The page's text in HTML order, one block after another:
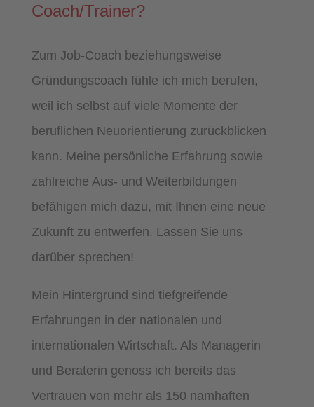
Coach/Trainer?
Zum Job-Coach beziehungsweise
Gründungscoach fühle ich mich berufen,
weil ich selbst auf viele Momente der
beruflichen Neuorientierung zurückblicken
kann. Meine persönliche Erfahrung sowie
zahlreiche Aus- und Weiterbildungen
befähigen mich dazu, mit Ihnen eine neue
Zukunft zu entwerfen. Lassen Sie uns
darüber sprechen!
Mein Hintergrund sind tiefgreifende
Erfahrungen in der nationalen und
internationalen Wirtschaft. Als Managerin
und Beraterin genoss ich bereits das
Vertrauen von mehr als 150 namhaften